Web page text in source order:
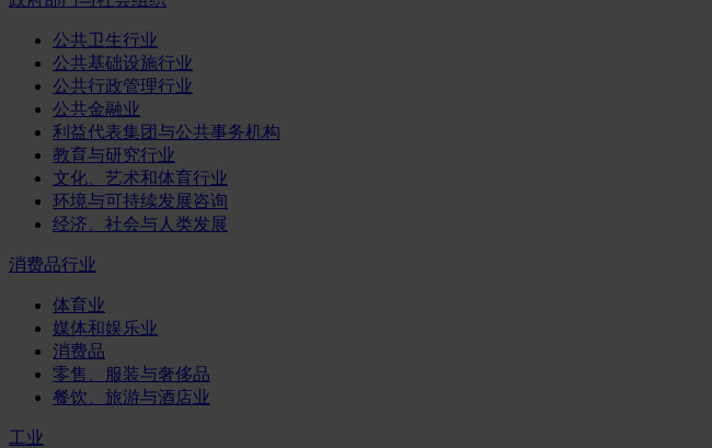
公共卫生行业
公共基础设施行业
公共行政管理行业
公共金融业
利益代表集团与公共事务机构
教育与研究行业
文化、艺术和体育行业
环境与可持续发展咨询
经济、社会与人类发展
消费品行业
体育业
媒体和娱乐业
消费品
零售、服装与奢侈品
餐饮、旅游与酒店业
工业